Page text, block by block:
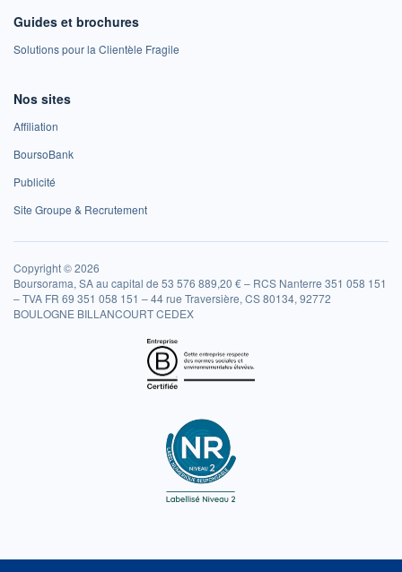
Guides et brochures
Solutions pour la Clientèle Fragile
Nos sites
Affiliation
BoursoBank
Publicité
Site Groupe & Recrutement
Copyright © 2026
Boursorama, SA au capital de 53 576 889,20 € – RCS Nanterre 351 058 151
– TVA FR 69 351 058 151 – 44 rue Traversière, CS 80134, 92772
BOULOGNE BILLANCOURT CEDEX